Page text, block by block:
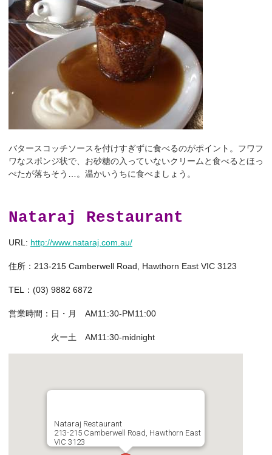
バタースコッチソースを付けすぎずに食べるのがポイント。フワフ
ワなスポンジ状で、お砂糖の入っていないクリームと食べるとほっ
ぺたが落ちそう…。温かいうちに食べましょう。
Nataraj Restaurant
URL: http://www.nataraj.com.au/
住所：213-215 Camberwell Road, Hawthorn East VIC 3123
TEL： (03) 9882 6872
営業時間：日・月 AM11:30-PM11:00
火ー土 AM11:30-midnight
Nataraj Restaurant
213-215 Camberwell Road, Hawthorn East
VIC 3123